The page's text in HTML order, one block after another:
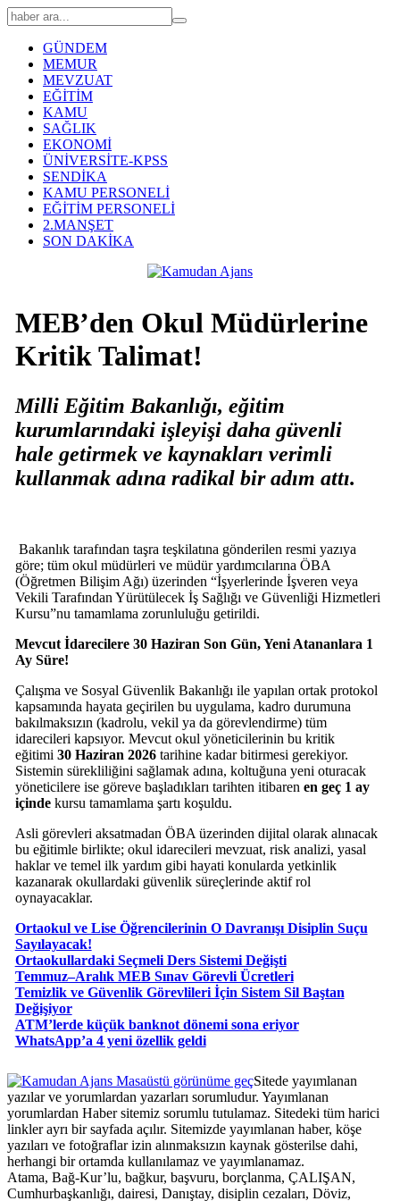
GÜNDEM
MEMUR
MEVZUAT
EĞİTİM
KAMU
SAĞLIK
EKONOMİ
ÜNİVERSİTE-KPSS
SENDİKA
KAMU PERSONELİ
EĞİTİM PERSONELİ
2.MANŞET
SON DAKİKA
MEB’den Okul Müdürlerine
Kritik Talimat!
Milli Eğitim Bakanlığı, eğitim
kurumlarındaki işleyişi daha güvenli
hale getirmek ve kaynakları verimli
kullanmak adına radikal bir adım attı.
Bakanlık tarafından taşra teşkilatına gönderilen resmi yazıya
göre; tüm okul müdürleri ve müdür yardımcılarına ÖBA
(Öğretmen Bilişim Ağı) üzerinden “İşyerlerinde İşveren veya
Vekili Tarafından Yürütülecek İş Sağlığı ve Güvenliği Hizmetleri
Kursu”nu tamamlama zorunluluğu getirildi.
Mevcut İdarecilere 30 Haziran Son Gün, Yeni Atananlara 1
Ay Süre!
Çalışma ve Sosyal Güvenlik Bakanlığı ile yapılan ortak protokol
kapsamında hayata geçirilen bu uygulama, kadro durumuna
bakılmaksızın (kadrolu, vekil ya da görevlendirme) tüm
idarecileri kapsıyor. Mevcut okul yöneticilerinin bu kritik
eğitimi 30 Haziran 2026tarihine kadar bitirmesi gerekiyor.
Sistemin sürekliliğini sağlamak adına, koltuğuna yeni oturacak
yöneticilere ise göreve başladıkları tarihten itibaren en geç 1 ay
içindekursu tamamlama şartı koşuldu.
Asli görevleri aksatmadan ÖBA üzerinden dijital olarak alınacak
bu eğitimle birlikte; okul idarecileri mevzuat, risk analizi, yasal
haklar ve temel ilk yardım gibi hayati konularda yetkinlik
kazanarak okullardaki güvenlik süreçlerinde aktif rol
oynayacaklar.
Ortaokul ve Lise Öğrencilerinin O Davranışı Disiplin Suçu
Sayılayacak!
Ortaokullardaki Seçmeli Ders Sistemi Değişti
Temmuz–Aralık MEB Sınav Görevli Ücretleri
Temizlik ve Güvenlik Görevlileri İçin Sistem Sil Baştan
Değişiyor
ATM’lerde küçük banknot dönemi sona eriyor
WhatsApp’a 4 yeni özellik geldi
Masaüstü görünüme geçSitede yayımlanan
yazılar ve yorumlardan yazarları sorumludur. Yayımlanan
yorumlardan Haber sitemiz sorumlu tutulamaz. Sitedeki tüm harici
linkler ayrı bir sayfada açılır. Sitemizde yayımlanan haber, köşe
yazıları ve fotoğraflar izin alınmaksızın kaynak gösterilse dahi,
herhangi bir ortamda kullanılamaz ve yayımlanamaz.
Atama, Bağ-Kur’lu, bağkur, başvuru, borçlanma, ÇALIŞAN,
Cumhurbaşkanlığı, dairesi, Danıştay, disiplin cezaları, Döviz,